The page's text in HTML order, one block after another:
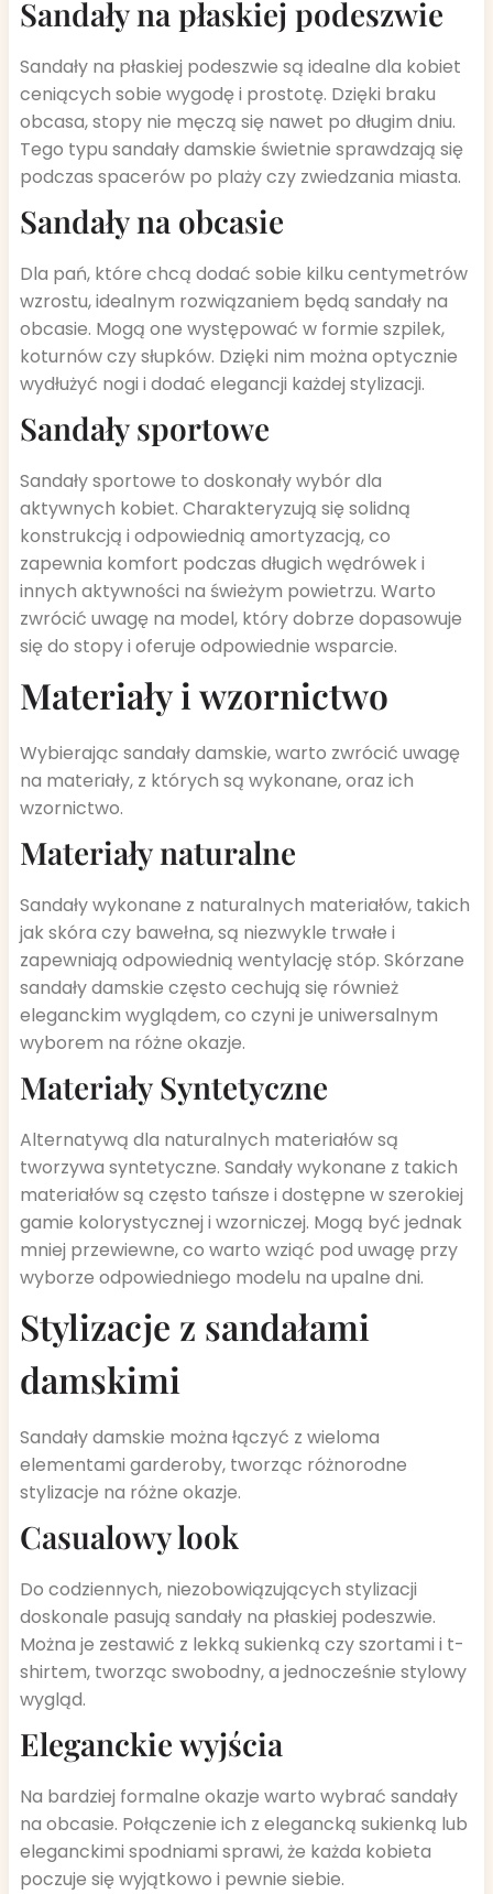
Sandały na płaskiej podeszwie
Sandały na płaskiej podeszwie są idealne dla kobiet
ceniących sobie wygodę i prostotę. Dzięki braku
obcasa, stopy nie męczą się nawet po długim dniu.
Tego typu sandały damskie świetnie sprawdzają się
podczas spacerów po plaży czy zwiedzania miasta.
Sandały na obcasie
Dla pań, które chcą dodać sobie kilku centymetrów
wzrostu, idealnym rozwiązaniem będą sandały na
obcasie. Mogą one występować w formie szpilek,
koturnów czy słupków. Dzięki nim można optycznie
wydłużyć nogi i dodać elegancji każdej stylizacji.
Sandały sportowe
Sandały sportowe to doskonały wybór dla
aktywnych kobiet. Charakteryzują się solidną
konstrukcją i odpowiednią amortyzacją, co
zapewnia komfort podczas długich wędrówek i
innych aktywności na świeżym powietrzu. Warto
zwrócić uwagę na model, który dobrze dopasowuje
się do stopy i oferuje odpowiednie wsparcie.
Materiały i wzornictwo
Wybierając sandały damskie, warto zwrócić uwagę
na materiały, z których są wykonane, oraz ich
wzornictwo.
Materiały naturalne
Sandały wykonane z naturalnych materiałów, takich
jak skóra czy bawełna, są niezwykle trwałe i
zapewniają odpowiednią wentylację stóp. Skórzane
sandały damskie często cechują się również
eleganckim wyglądem, co czyni je uniwersalnym
wyborem na różne okazje.
Materiały Syntetyczne
Alternatywą dla naturalnych materiałów są
tworzywa syntetyczne. Sandały wykonane z takich
materiałów są często tańsze i dostępne w szerokiej
gamie kolorystycznej i wzorniczej. Mogą być jednak
mniej przewiewne, co warto wziąć pod uwagę przy
wyborze odpowiedniego modelu na upalne dni.
Stylizacje z sandałami
damskimi
Sandały damskie można łączyć z wieloma
elementami garderoby, tworząc różnorodne
stylizacje na różne okazje.
Casualowy look
Do codziennych, niezobowiązujących stylizacji
doskonale pasują sandały na płaskiej podeszwie.
Można je zestawić z lekką sukienką czy szortami i t-
shirtem, tworząc swobodny, a jednocześnie stylowy
wygląd.
Eleganckie wyjścia
Na bardziej formalne okazje warto wybrać sandały
na obcasie. Połączenie ich z elegancką sukienką lub
eleganckimi spodniami sprawi, że każda kobieta
poczuje się wyjątkowo i pewnie siebie.